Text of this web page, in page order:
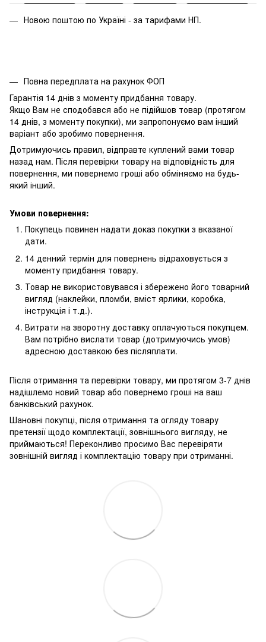
Новою поштою по Україні - за тарифами НП.
Повна передплата на рахунок ФОП
Гарантія 14 днів з моменту придбання товару.
Якщо Вам не сподобався або не підійшов товар (протягом
14 днів, з моменту покупки), ми запропонуємо вам інший
варіант або зробимо повернення.
Дотримуючись правил, відправте куплений вами товар
назад нам. Після перевірки товару на відповідність для
повернення, ми повернемо гроші або обміняємо на будь-
який інший.
Умови повернення:
Покупець повинен надати доказ покупки з вказаної
дати.
14 денний термін для повернень відраховується з
моменту придбання товару.
Товар не використовувався і збережено його товарний
вигляд (наклейки, пломби, вміст ярлики, коробка,
інструкція і т.д.).
Витрати на зворотну доставку оплачуються покупцем.
Вам потрібно вислати товар (дотримуючись умов)
адресною доставкою без післяплати.
Після отримання та перевірки товару, ми протягом 3-7 днів
надішлемо новий товар або повернемо гроші на ваш
банківський рахунок.
Шановні покупці, після отримання та огляду товару
претензії щодо комплектації, зовнішнього вигляду, не
приймаються! Переконливо просимо Вас перевіряти
зовнішній вигляд і комплектацію товару при отриманні.